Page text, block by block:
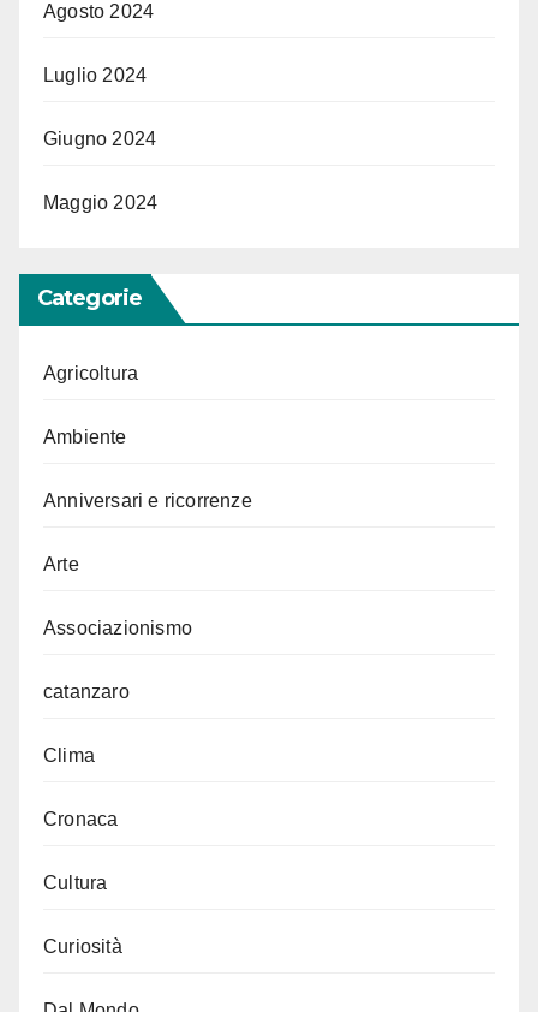
Agosto 2024
Luglio 2024
Giugno 2024
Maggio 2024
Categorie
Agricoltura
Ambiente
Anniversari e ricorrenze
Arte
Associazionismo
catanzaro
Clima
Cronaca
Cultura
Curiosità